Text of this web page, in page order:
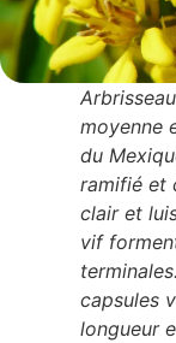
moyenne
du
ramifié et
clair et
vif
capsules
longueur